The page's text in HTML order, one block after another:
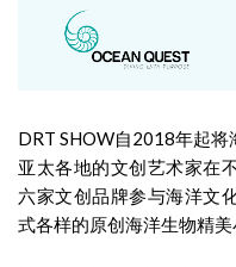
DRT SHOW自2018年起
亚太各地的文创艺术家在
六家文创品牌参与海洋文
式各样的原创海洋生物精美